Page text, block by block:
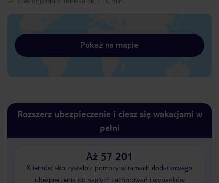
Pokaż na mapie
Rozszerz ubezpieczenie i ciesz się wakacjami w
pełni
Aż 57 201
Klientów skorzystało z pomocy w ramach dodatkowego
ubezpieczenia od nagłych zachorowań i wypadków